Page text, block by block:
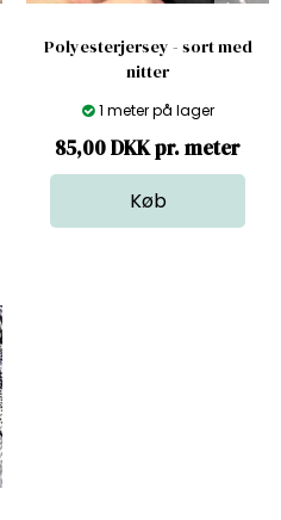
Polyesterjersey - sort med
nitter
1 meter på lager
85,00 DKK pr. meter